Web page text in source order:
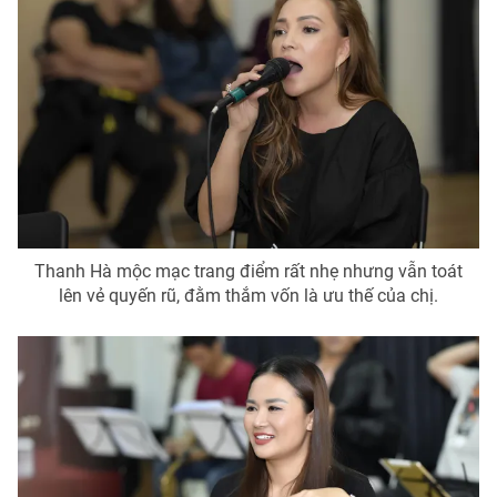
Photo Infographic
Video Shorts video
VTV Money VTV Thể thao
VTV Sức khoẻ Bất động sản
Thị trường 24h Tấm lòng Việt
VTV4 Vươn mình bằng AI
VTV9 VTV8
Liên hệ tòa soạn English
Thanh Hà mộc mạc trang điểm rất nhẹ nhưng vẫn toát
lên vẻ quyến rũ, đằm thắm vốn là ưu thế của chị.